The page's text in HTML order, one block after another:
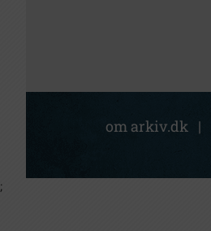
om arkiv.dk |
;